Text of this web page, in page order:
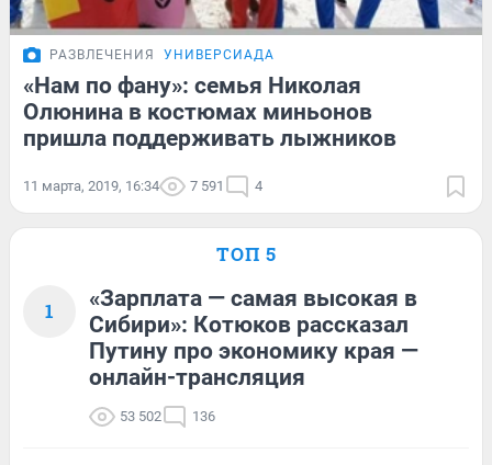
РАЗВЛЕЧЕНИЯ УНИВЕРСИАДА
«Нам по фану»: семья Николая
Олюнина в костюмах миньонов
пришла поддерживать лыжников
11 марта, 2019, 16:34 7 591 4
ТОП 5
1
«Зарплата — самая высокая в
Сибири»: Котюков рассказал
Путину про экономику края —
онлайн-трансляция
53 502 136